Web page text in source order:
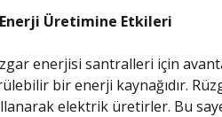
Enerji Üretimine Etkileri
enerjisi santralleri için
bir enerji kaynağıdır.
elektrik üretirler. Bu